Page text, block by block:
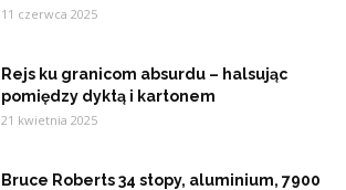
11 czerwca 2025
Rejs ku granicom absurdu – halsując
pomiędzy dyktą i kartonem
21 kwietnia 2025
Bruce Roberts 34 stopy, aluminium, 7900